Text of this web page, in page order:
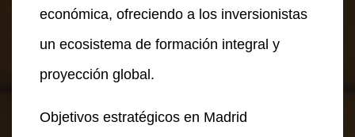
económica, ofreciendo a los inversionistas
un ecosistema de formación integral y
proyección global.
Objetivos estratégicos en Madrid